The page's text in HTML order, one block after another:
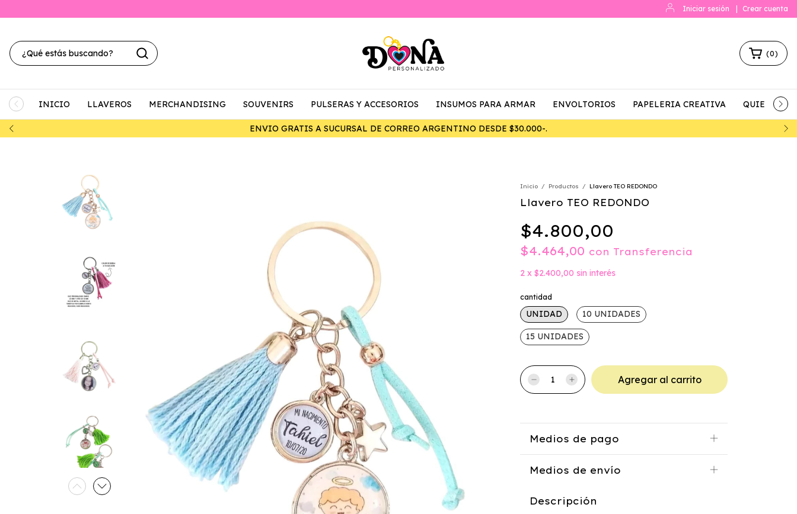
Iniciar sesión Crear cuenta
7% DE DESCUENTO ABONANDO POR TRANSFERENCIA
(0)
INICIO LLAVEROS MERCHANDISING SOUVENIRS PULSERAS Y ACCESORIOS INSUMOS PARA ARMAR ENVOLTORIOS PAPELERIA CREATIVA QUIENES
Inicio / Productos / Llavero TEO REDONDO
Llavero TEO REDONDO
$4.800,00
$4.464,00 con Transferencia
2 x $2.400,00 sin interés
cantidad
UNIDAD 10 UNIDADES
15 UNIDADES
Medios de pago
Medios de envío
Descripción